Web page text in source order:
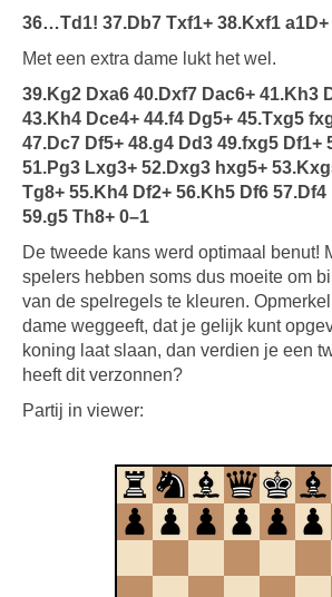
36…Td1! 37.Db7 Txf1+ 38.Kxf1 a1D+
Met een extra dame lukt het wel.
39.Kg2 Dxa6 40.Dxf7 Dac6+ 41.Kh3
43.Kh4 Dce4+ 44.f4 Dg5+ 45.Txg5
47.Dc7 Df5+ 48.g4 Dd3 49.fxg5 Df1+
51.Pg3 Lxg3+ 52.Dxg3 hxg5+
Tg8+ 55.Kh4 Df2+ 56.Kh5 Df6
59.g5 Th8+ 0–1
De tweede kans werd optimaal benut!
spelers hebben soms dus moeite om
van de spelregels te kleuren.
dame weggeeft, dat je gelijk kunt
koning laat slaan, dan verdien je een
heeft dit verzonnen?
Partij in viewer: